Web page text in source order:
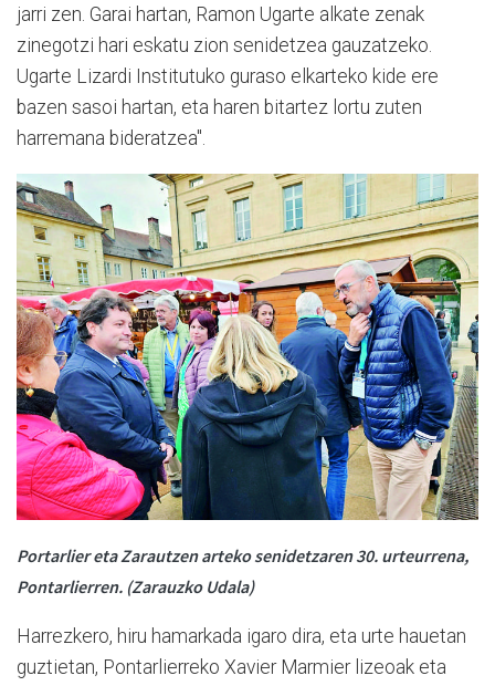
jarri zen. Garai hartan, Ramon Ugarte alkate zenak
zinegotzi hari eskatu zion senidetzea gauzatzeko.
Ugarte Lizardi Institutuko guraso elkarteko kide ere
bazen sasoi hartan, eta haren bitartez lortu zuten
harremana bideratzea".
Portarlier eta Zarautzen arteko senidetzaren 30. urteurrena,
Pontarlierren. (Zarauzko Udala)
Harrezkero, hiru hamarkada igaro dira, eta urte hauetan
guztietan, Pontarlierreko Xavier Marmier lizeoak eta